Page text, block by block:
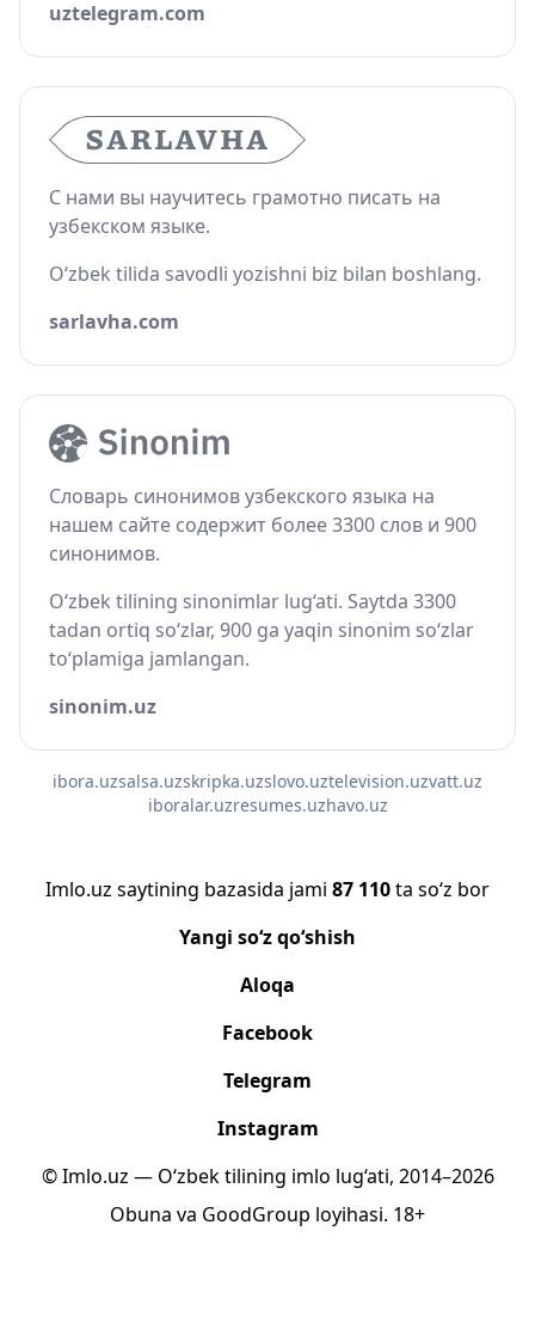
uztelegram.com
С нами вы научитесь грамотно писать на
узбекском языке.
O‘zbek tilida savodli yozishni biz bilan boshlang.
sarlavha.com
Словарь синонимов узбекского языка на
нашем сайте содержит более 3300 слов и 900
синонимов.
O‘zbek tilining sinonimlar lug‘ati. Saytda 3300
tadan ortiq so‘zlar, 900 ga yaqin sinonim so‘zlar
to‘plamiga jamlangan.
sinonim.uz
ibora.uzsalsa.uzskripka.uzslovo.uztelevision.uzvatt.uz
iboralar.uzresumes.uzhavo.uz
Imlo.uz saytining bazasida jami 87 110ta so‘z bor
Yangi so‘z qo‘shish
Aloqa
Facebook
Telegram
Instagram
© Imlo.uz — O‘zbek tilining imlo lug‘ati, 2014–2026
Obuna va GoodGroup loyihasi. 18+